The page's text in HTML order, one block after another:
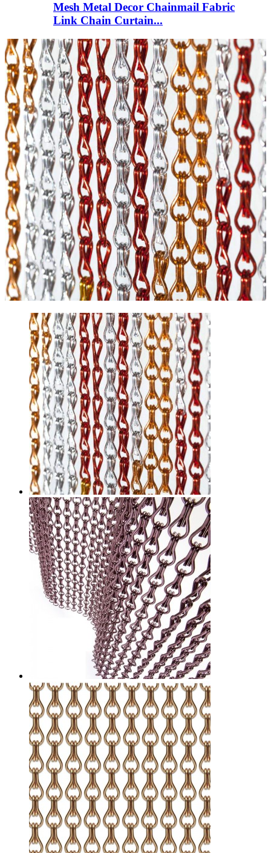
Mesh Metal Decor Chainmail Fabric
Link Chain Curtain...